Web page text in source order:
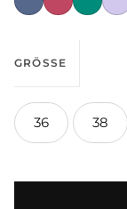
GRÖSSE
36 38